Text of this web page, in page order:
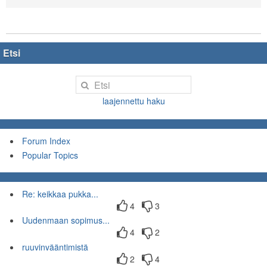
Etsi
laajennettu haku
Forum Index
Popular Topics
Re: keikkaa pukka...
4
3
Uudenmaan sopimus...
4
2
ruuvinvääntimistä
2
4